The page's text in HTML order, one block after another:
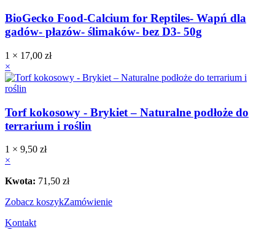
BioGecko Food-Calcium for Reptiles- Wapń dla
gadów- płazów- ślimaków- bez D3- 50g
1 × 17,00 zł
×
Torf kokosowy - Brykiet – Naturalne podłoże do
terrarium i roślin
1 × 9,50 zł
×
Kwota: 71,50 zł
Zobacz koszykZamówienie
Kontakt